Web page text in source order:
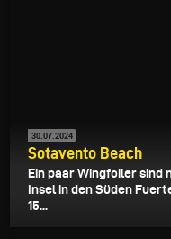
30.07.2024
Sotavento Beach
Ein paar Wingfoiler sind
Insel in den Süden
15...